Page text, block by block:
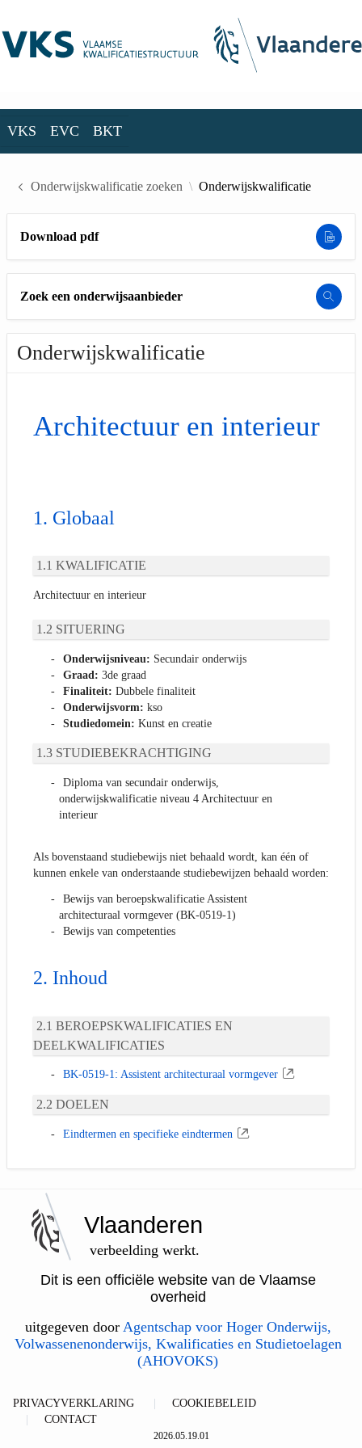
VKS EVC BKT
Onderwijskwalificatie zoeken Onderwijskwalificatie
Download pdf
Zoek een onderwijsaanbieder
Onderwijskwalificatie
Architectuur en interieur
Globaal
KWALIFICATIE
Architectuur en interieur
SITUERING
Onderwijsniveau: Secundair onderwijs
Graad: 3de graad
Finaliteit: Dubbele finaliteit
Onderwijsvorm: kso
Studiedomein: Kunst en creatie
STUDIEBEKRACHTIGING
Diploma van secundair onderwijs,
onderwijskwalificatie niveau 4 Architectuur en
interieur
Als bovenstaand studiebewijs niet behaald wordt, kan één of
kunnen enkele van onderstaande studiebewijzen behaald worden:
Bewijs van beroepskwalificatie Assistent
architecturaal vormgever (BK-0519-1)
Bewijs van competenties
Inhoud
BEROEPSKWALIFICATIES EN
DEELKWALIFICATIES
BK-0519-1: Assistent architecturaal vormgever
DOELEN
Eindtermen en specifieke eindtermen
Vlaanderen
verbeelding werkt.
Dit is een officiële website van de Vlaamse
overheid
uitgegeven door Agentschap voor Hoger Onderwijs,
Volwassenenonderwijs, Kwalificaties en Studietoelagen
(AHOVOKS)
PRIVACYVERKLARING
COOKIEBELEID
CONTACT
2026.05.19.01